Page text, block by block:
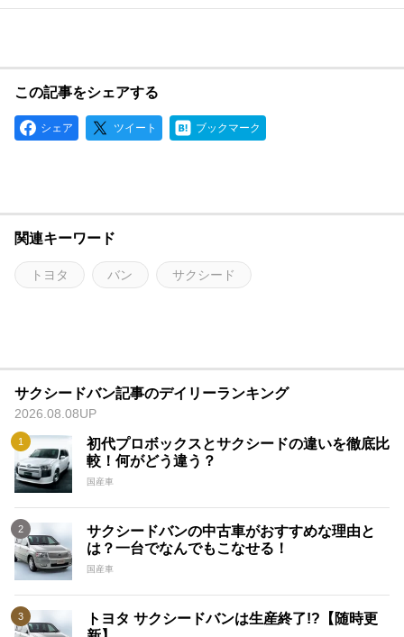
この記事をシェアする
シェア ツイート ブックマーク
関連キーワード
トヨタ バン サクシード
サクシードバン記事のデイリーランキング
2026.08.08UP
初代プロボックスとサクシードの違いを徹底比
較！何がどう違う？
国産車
サクシードバンの中古車がおすすめな理由と
は？一台でなんでもこなせる！
国産車
トヨタ サクシードバンは生産終了!?【随時更